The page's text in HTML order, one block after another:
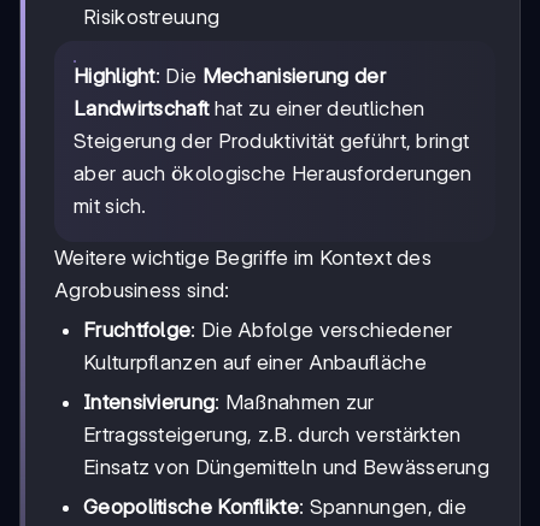
Risikostreuung
Highlight: Die Mechanisierung der
Landwirtschafthat zu einer deutlichen
Steigerung der Produktivität geführt, bringt
aber auch ökologische Herausforderungen
mit sich.
Weitere wichtige Begriffe im Kontext des
Agrobusiness sind:
Fruchtfolge: Die Abfolge verschiedener
Kulturpflanzen auf einer Anbaufläche
Intensivierung: Maßnahmen zur
Ertragssteigerung, z.B. durch verstärkten
Einsatz von Düngemitteln und Bewässerung
Geopolitische Konflikte: Spannungen, die